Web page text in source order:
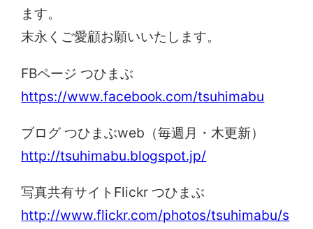
ます。
末永くご愛顧お願いいたします。
FBページ つひまぶ
https://www.facebook.com/tsuhimabu
ブログ つひまぶweb（毎週月・木更新）
http://tsuhimabu.blogspot.jp/
写真共有サイトFlickr つひまぶ
http://www.flickr.com/photos/tsuhimabu/s